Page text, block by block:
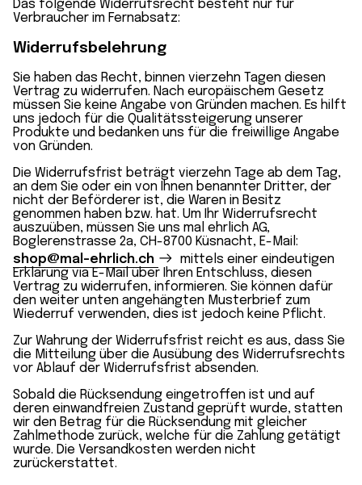
Das folgende Widerrufsrecht besteht nur für
Verbraucher im Fernabsatz:
Widerrufsbelehrung
Sie haben das Recht, binnen vierzehn Tagen diesen
Vertrag zu widerrufen. Nach europäischem Gesetz
müssen Sie keine Angabe von Gründen machen. Es hilft
uns jedoch für die Qualitätssteigerung unserer
Produkte und bedanken uns für die freiwillige Angabe
von Gründen.
Die Widerrufsfrist beträgt vierzehn Tage ab dem Tag,
an dem Sie oder ein von Ihnen benannter Dritter, der
nicht der Beförderer ist, die Waren in Besitz
genommen haben bzw. hat. Um Ihr Widerrufsrecht
auszuüben, müssen Sie uns mal ehrlich AG,
Boglerenstrasse 2a, CH-8700 Küsnacht, E-Mail:
shop@mal-ehrlich.ch
mittels einer eindeutigen
Erklärung via E-Mail über Ihren Entschluss, diesen
Vertrag zu widerrufen, informieren. Sie können dafür
den weiter unten angehängten Musterbrief zum
Wiederruf verwenden, dies ist jedoch keine Pflicht.
Zur Wahrung der Widerrufsfrist reicht es aus, dass Sie
die Mitteilung über die Ausübung des Widerrufsrechts
vor Ablauf der Widerrufsfrist absenden.
Sobald die Rücksendung eingetroffen ist und auf
deren einwandfreien Zustand geprüft wurde, statten
wir den Betrag für die Rücksendung mit gleicher
Zahlmethode zurück, welche für die Zahlung getätigt
wurde. Die Versandkosten werden nicht
zurückerstattet.